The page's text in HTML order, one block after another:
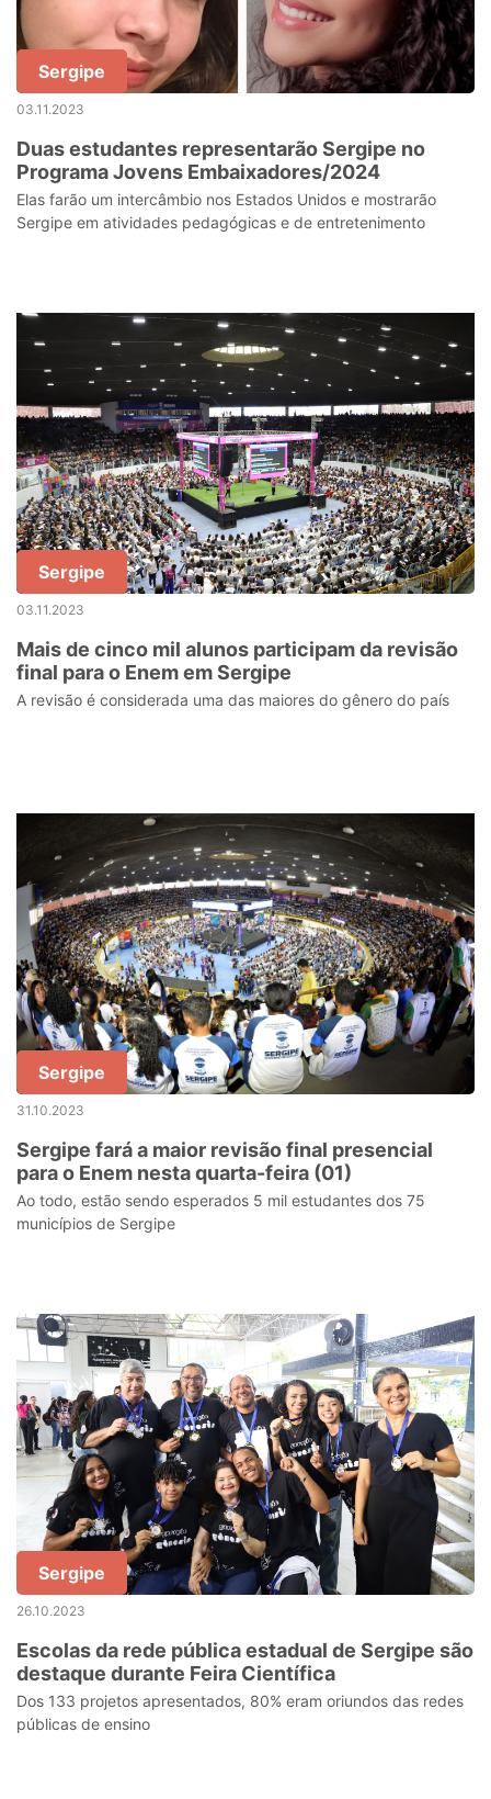
Sergipe
03.11.2023
Duas estudantes representarão Sergipe no
Programa Jovens Embaixadores/2024
Elas farão um intercâmbio nos Estados Unidos e mostrarão
Sergipe em atividades pedagógicas e de entretenimento
Sergipe
03.11.2023
Mais de cinco mil alunos participam da revisão
final para o Enem em Sergipe
A revisão é considerada uma das maiores do gênero do país
Sergipe
31.10.2023
Sergipe fará a maior revisão final presencial
para o Enem nesta quarta-feira (01)
Ao todo, estão sendo esperados 5 mil estudantes dos 75
municípios de Sergipe
Sergipe
26.10.2023
Escolas da rede pública estadual de Sergipe são
destaque durante Feira Científica
Dos 133 projetos apresentados, 80% eram oriundos das redes
públicas de ensino